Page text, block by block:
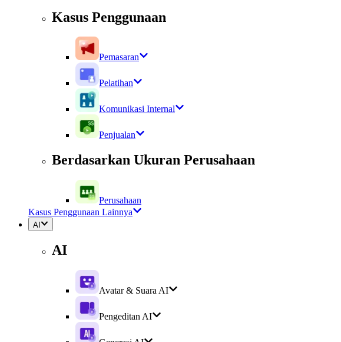
Kasus Penggunaan
Pemasaran
Pelatihan
Komunikasi Internal
Penjualan
Berdasarkan Ukuran Perusahaan
Perusahaan
Kasus Penggunaan Lainnya
AI
AI
Avatar & Suara AI
Pengeditan AI